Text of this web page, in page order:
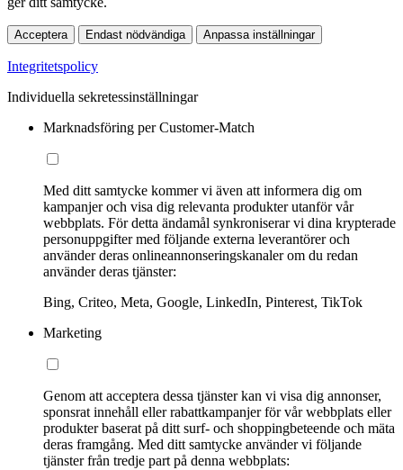
Acceptera Endast nödvändiga Anpassa inställningar
Integritetspolicy
Individuella sekretessinställningar
Marknadsföring per Customer-Match
Med ditt samtycke kommer vi även att informera dig om
kampanjer och visa dig relevanta produkter utanför vår
webbplats. För detta ändamål synkroniserar vi dina krypterade
personuppgifter med följande externa leverantörer och
använder deras onlineannonseringskanaler om du redan
använder deras tjänster:
Bing, Criteo, Meta, Google, LinkedIn, Pinterest, TikTok
Marketing
Genom att acceptera dessa tjänster kan vi visa dig annonser,
sponsrat innehåll eller rabattkampanjer för vår webbplats eller
produkter baserat på ditt surf- och shoppingbeteende och mäta
deras framgång. Med ditt samtycke använder vi följande
tjänster från tredje part på denna webbplats: